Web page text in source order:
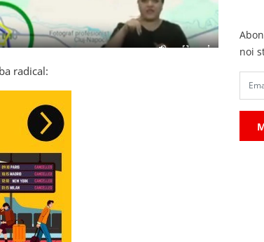
radical:
noi